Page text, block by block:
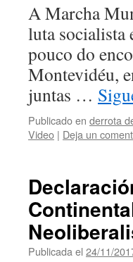
A Marcha
luta socialista
pouco do
Montevidéu,
juntas …
Publicado en derrota
Video | Deja un
Publicada el 24/11/